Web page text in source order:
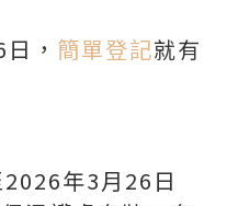
， 簡單登記就有
年3月26日